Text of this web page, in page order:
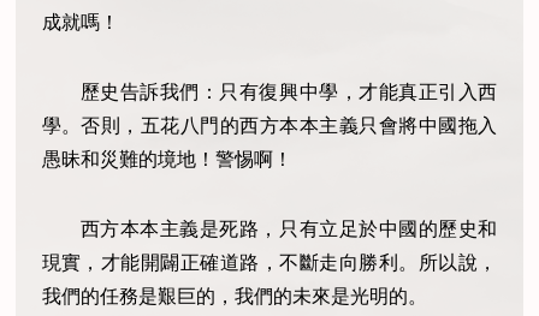
成就嗎！
歷史告訴我們：只有復興中學，才能真正引入西
學。否則，五花八門的西方本本主義只會將中國拖入
愚昧和災難的境地！警惕啊！
西方本本主義是死路，只有立足於中國的歷史和
現實，才能開闢正確道路，不斷走向勝利。所以說，
我們的任務是艱巨的，我們的未來是光明的。